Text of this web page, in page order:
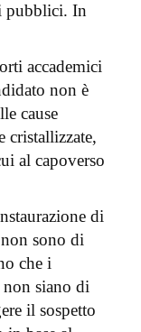
pubblici. In
accademici
non è
cause
cristallizzate,
al capoverso
di
sono di
che i
siano di
il sospetto